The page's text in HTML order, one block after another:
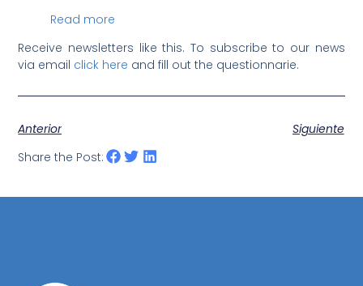
Read more
Receive newsletters like this. To subscribe to our news
via email click here and fill out the questionnarie.
Anterior
Siguiente
Share the Post: